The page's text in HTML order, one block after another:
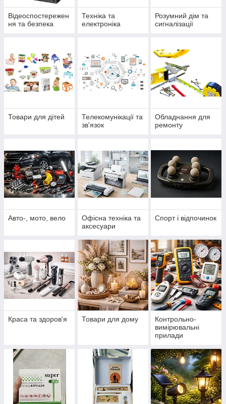
Відеоспостережен
ня та безпека
Техніка та
електроніка
Розумний дім та
сигналізації
Товари для дітей
Телекомунікації та
зв'язок
Обладнання для
ремонту
Авто-, мото, вело
Офісна техніка та
аксесуари
Спорт і відпочинок
Краса та здоров'я Товари для дому
Контрольно-
вимірювальні
прилади